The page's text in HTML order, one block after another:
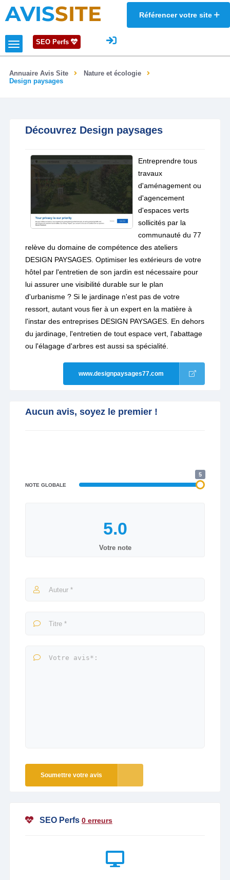
AVISSITE Référencer votre site
SEO Perfs
Annuaire Avis Site
Nature et écologie
Design paysages
Découvrez Design paysages
Entreprendre tous
travaux
d'aménagement ou
d'agencement
d'espaces verts
sollicités par la
communauté du 77
relève du domaine de compétence des ateliers
DESIGN PAYSAGES. Optimiser les extérieurs de votre
hôtel par l'entretien de son jardin est nécessaire pour
lui assurer une visibilité durable sur le plan
d'urbanisme ? Si le jardinage n'est pas de votre
ressort, autant vous fier à un expert en la matière à
l'instar des entreprises DESIGN PAYSAGES. En dehors
du jardinage, l'entretien de tout espace vert, l'abattage
ou l'élagage d'arbres est aussi sa spécialité.
www.designpaysages77.com
Aucun avis, soyez le premier !
NOTE GLOBALE
5
Votre note
Soumettre votre avis
SEO Perfs 0 erreurs